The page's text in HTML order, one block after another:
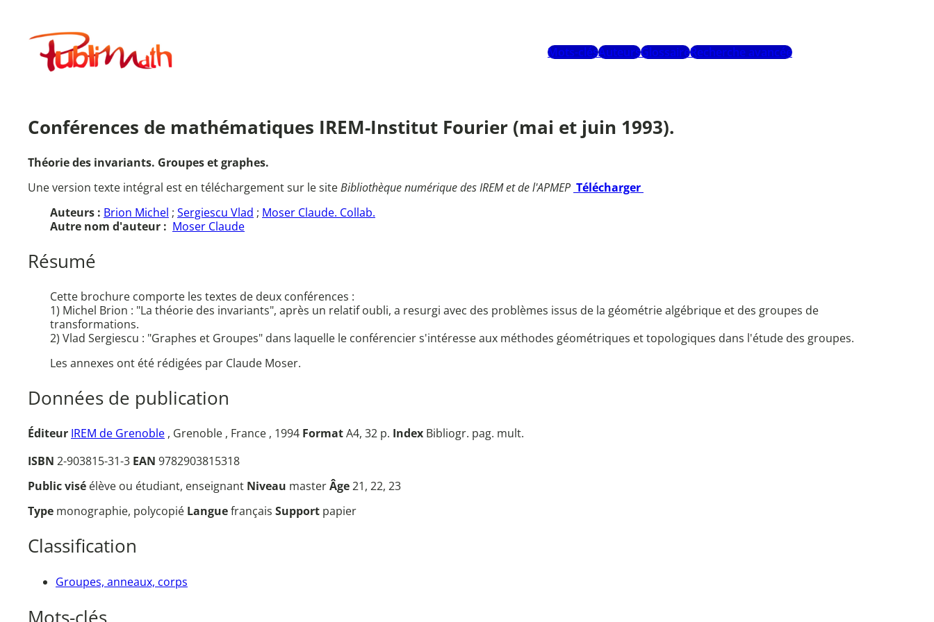
contenuPublimath
Mots-clésAuteursGlossaireRecherche avancée
Conférences de mathématiques IREM-Institut Fourier (mai et juin 1993).
Théorie des invariants. Groupes et graphes.
Une version texte intégral est en téléchargement sur le siteBibliothèque numérique des IREM et de l'APMEP Télécharger
Auteurs : Brion Michel ; Sergiescu Vlad ; Moser Claude. Collab.
Autre nom d'auteur : Moser Claude
Résumé
Cette brochure comporte les textes de deux conférences :
1) Michel Brion : "La théorie des invariants", après un relatif oubli, a resurgi avec des problèmes issus de la géométrie algébrique et des groupes de
transformations.
2) Vlad Sergiescu : "Graphes et Groupes" dans laquelle le conférencier s'intéresse aux méthodes géométriques et topologiques dans l'étude des groupes.
Les annexes ont été rédigées par Claude Moser.
Données de publication
Éditeur IREM de Grenoble , Grenoble , France , 1994 FormatA4, 32 p. Index Bibliogr. pag. mult.
ISBN 2-903815-31-3 EAN 9782903815318
Public visé élève ou étudiant, enseignant Niveau masterÂge21, 22, 23
Type monographie, polycopié Languefrançais Support papier
Classification
Groupes, anneaux, corps